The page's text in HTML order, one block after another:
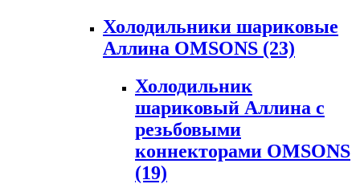
Холодильники шариковые
Аллина OMSONS (23)
Холодильник
шариковый Аллина с
резьбовыми
коннекторами OMSONS
(19)